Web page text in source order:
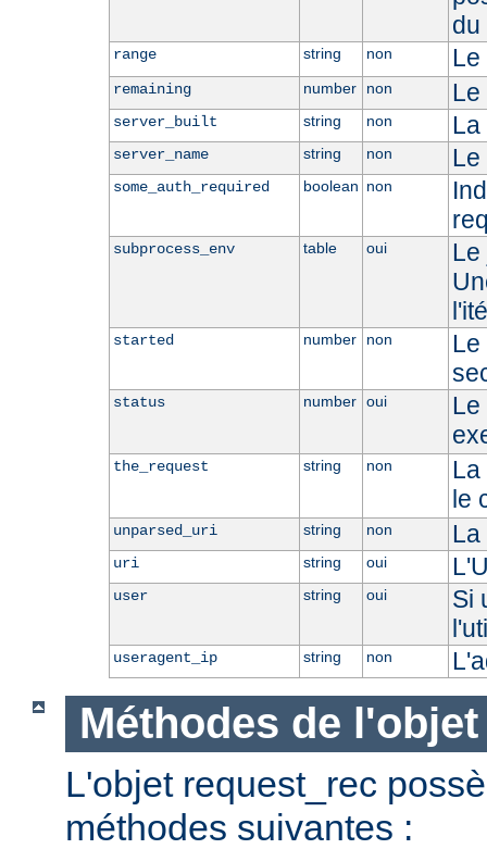
du
range string non
remaining number non Le
server_built string non La
server_name string non Le
some_auth_required boolean non
subprocess_env table oui
Le
started number non
Le
status number oui
Le
the_request string non
La
le
unparsed_uri string non La
uri string oui
user string oui
Si
useragent_ip string non
Méthodes de
L'objet request_rec
méthodes suivantes :